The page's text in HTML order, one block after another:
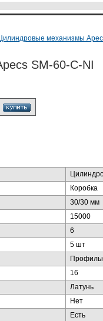
механизмы
SM-60-C-NI
Коробка
30/30 мм
15000
6
5 шт
16
Латунь
Нет
Есть